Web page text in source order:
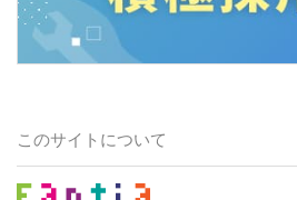
このサイトについて